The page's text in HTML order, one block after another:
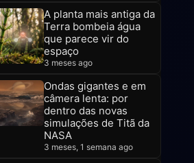
A planta mais antiga da
Terra bombeia água
que parece vir do
espaço
3 meses ago
Ondas gigantes e em
câmera lenta: por
dentro das novas
simulações de Titã da
NASA
3 meses, 1 semana ago